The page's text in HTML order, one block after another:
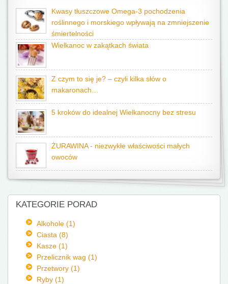
Kwasy tłuszczowe Omega-3 pochodzenia
roślinnego i morskiego wpływają na zmniejszenie
śmiertelności
Wielkanoc w zakątkach świata
Z czym to się je? – czyli kilka słów o
makaronach…
5 kroków do idealnej Wielkanocny bez stresu
ŻURAWINA - niezwykłe właściwości małych
owoców
KATEGORIE PORAD
Alkohole (1)
Ciasta (8)
Kasze (1)
Przelicznik wag (1)
Przetwory (1)
Ryby (1)